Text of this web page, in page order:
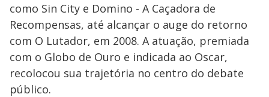
como Sin City e Domino - A Caçadora de
Recompensas, até alcançar o auge do retorno
com O Lutador, em 2008. A atuação, premiada
com o Globo de Ouro e indicada ao Oscar,
recolocou sua trajetória no centro do debate
público.